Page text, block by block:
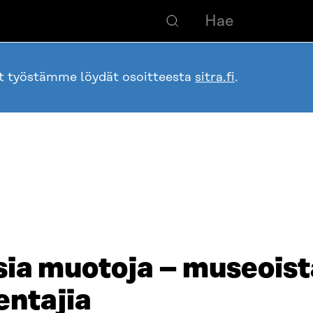
löydät osoitteesta sitra.fi.
muotoja –